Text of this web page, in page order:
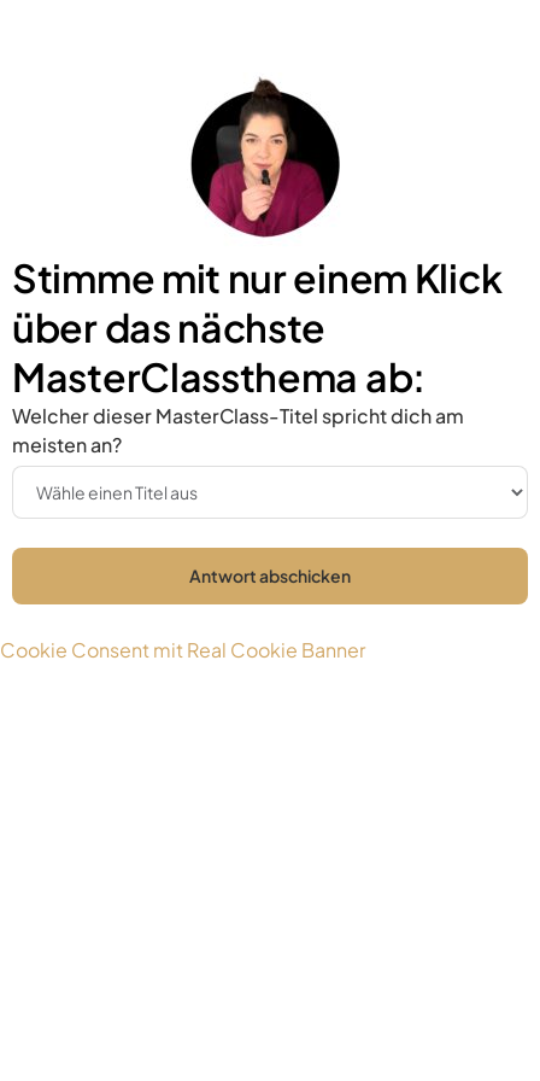
Stimme mit nur einem Klick
über das nächste
MasterClassthema ab:
Welcher dieser MasterClass-Titel spricht dich am
meisten an?
Antwort abschicken
Cookie Consent mit Real Cookie Banner